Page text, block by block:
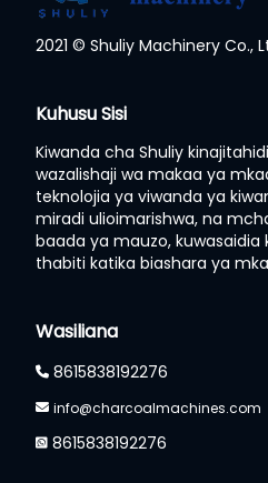
2021 © Shuliy Machinery Co.,
Kuhusu Sisi
Kiwanda cha Shuliy
wazalishaji wa makaa ya
teknolojia ya viwanda ya
miradi ulioimarishwa, na
baada ya mauzo,
thabiti katika biashara ya
Wasiliana
8615838192276
info@charcoalmachines.com
8615838192276